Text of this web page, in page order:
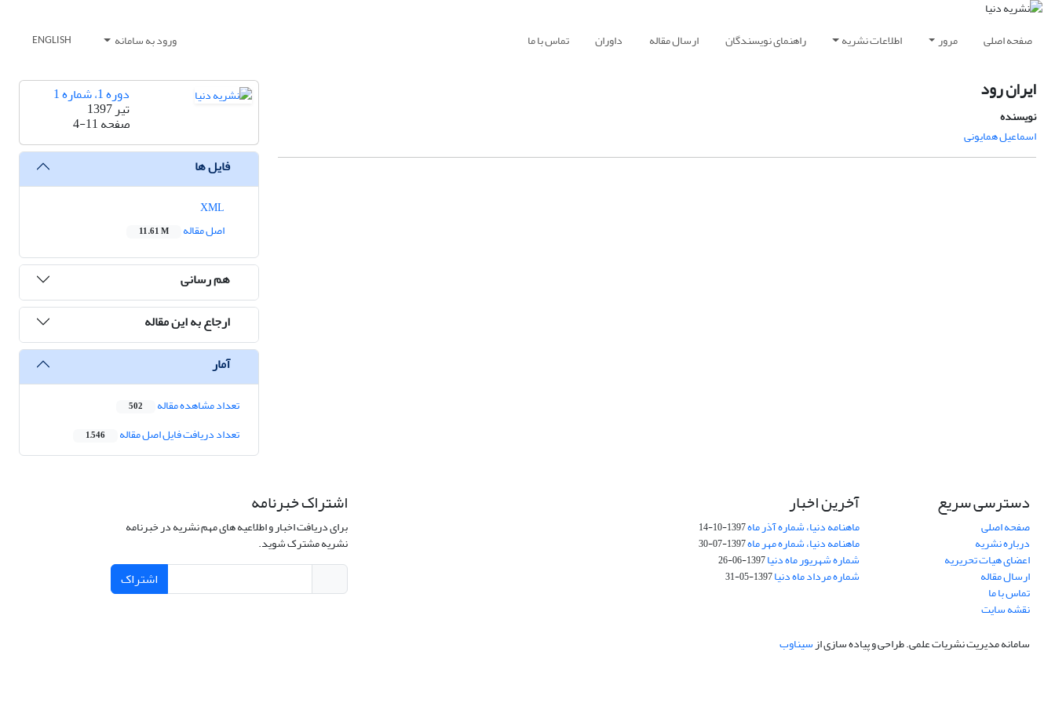
صفحه اصلی مرور اطلاعات نشریه راهنمای نویسندگان ارسال مقاله داوران تماس با ما ورود به سامانه ENGLISH
ایران رود
نویسنده
اسماعیل همایونی
دوره 1، شماره 1
تیر 1397
صفحه4-11
فایل ها
اصل مقاله
11.61 M
هم رسانی
ارجاع به این مقاله
آمار
تعداد مشاهده مقاله 502
تعداد دریافت فایل اصل مقاله 1,546
دسترسی سریع
صفحه اصلی
درباره نشریه
اعضای هیات تحریریه
ارسال مقاله
تماس با ما
نقشه سایت
آخرین اخبار
ماهنامه دنیا، شماره آذر ماه1397-10-14
ماهنامه دنیا، شماره مهر ماه1397-07-30
شماره شهریور ماه دنیا1397-06-26
شماره مرداد ماه دنیا1397-05-31
اشتراک خبرنامه
برای دریافت اخبار و اطلاعیه های مهم نشریه در خبرنامه
نشریه مشترک شوید.
اشتراک
سامانه مدیریت نشریات علمی.طراحی و پیاده سازی ازسیناوب